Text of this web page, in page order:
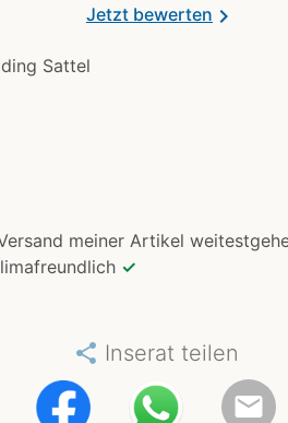
Jetzt bewertenchevron_right
Sattel
meiner Artikel
✓
share Inserat teilen
email